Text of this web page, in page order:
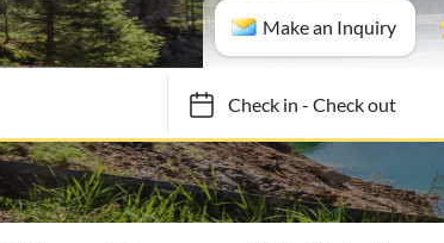
Make an Inquiry
Check in- Check out